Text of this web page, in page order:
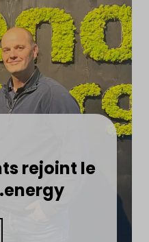
rejoint le